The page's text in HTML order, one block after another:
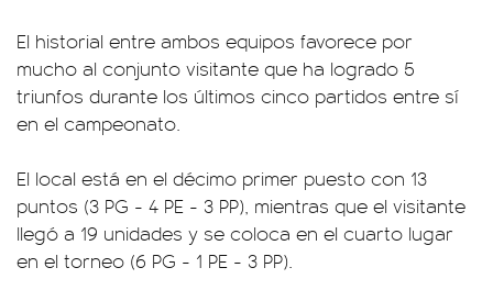
El historial entre ambos equipos favorece por
mucho al conjunto visitante que ha logrado 5
triunfos durante los últimos cinco partidos entre sí
en el campeonato.
El local está en el décimo primer puesto con 13
puntos (3 PG - 4 PE - 3 PP), mientras que el visitante
llegó a 19 unidades y se coloca en el cuarto lugar
en el torneo (6 PG - 1 PE - 3 PP).